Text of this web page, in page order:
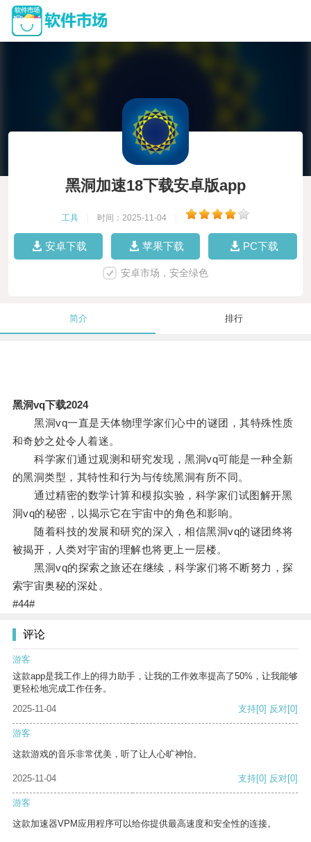
黑洞加速18下载安卓版app
工具 时间：2025-11-04
安卓下载 苹果下载 PC下载
安卓市场，安全绿色
简介 排行
黑洞vq下载2024
黑洞vq一直是天体物理学家们心中的谜团，其特殊性质
和奇妙之处令人着迷。
科学家们通过观测和研究发现，黑洞vq可能是一种全新
的黑洞类型，其特性和行为与传统黑洞有所不同。
通过精密的数学计算和模拟实验，科学家们试图解开黑
洞vq的秘密，以揭示它在宇宙中的角色和影响。
随着科技的发展和研究的深入，相信黑洞vq的谜团终将
被揭开，人类对宇宙的理解也将更上一层楼。
黑洞vq的探索之旅还在继续，科学家们将不断努力，探
索宇宙奥秘的深处。
#44#
评论
游客
这款app是我工作上的得力助手，让我的工作效率提高了50%，让我能够
更轻松地完成工作任务。
2025-11-04
支持[0] 反对[0]
游客
这款游戏的音乐非常优美，听了让人心旷神怡。
2025-11-04 支持[0] 反对[0]
游客
这款加速器VPM应用程序可以给你提供最高速度和安全性的连接。